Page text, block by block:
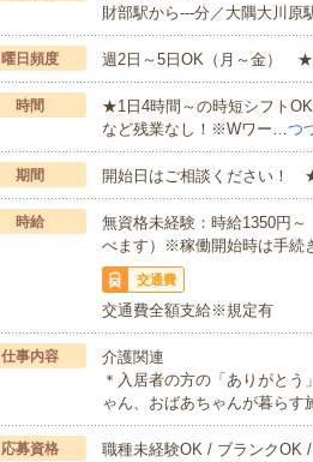
財部駅から---分／大隅大川原
曜日頻度 週2日～5日OK（月～金） ★
時間
★1日4時間～の時短シフト
など残業なし！※Wワー…つ
期間 開始日はご相談ください！
時給
無資格未経験：時給1350円
べます）※稼働開始時は手続
交通費
交通費全額支給※規定有
仕事内容
介護関連
＊入居者の方の「ありがと
ゃん、おばあちゃんが暮ら
応募資格
職種未経験OK / ブランクOK